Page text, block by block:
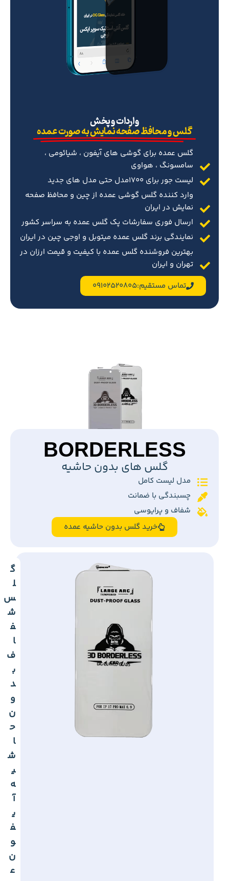
‌واردات و پخش
گلس و محافظ صفحه نمایش به صورت عمده
گلس عمده برای گوشی های آیفون ، شیائومی ،
سامسونگ ، هواوی
لیست جور برای 1700مدل حتی مدل های جدید
وارد کننده گلس گوشی عمده از چین و محافظ صفحه
نمایش در ایران
ارسال فوری سفارشات پک گلس عمده به سراسر کشور
نمایندگی برند گلس عمده میتوبل و اوجی چین در ایران
بهترین فروشنده گلس عمده با کیفیت و قیمت ارزان در
تهران و ایران
تماس مستقیم:09102520805
BORDERLESS
گلس های بدون حاشیه
مدل لیست کامل
چسبندگی با ضمانت
شفاف و پرایوسی
خرید گلس بدون حاشیه عمده
گ
ل
س
ش
ف
ا
ف
ب
د
و
ن
ح
ا
ش
ی
ه
آ
ی
ف
و
ن
ع